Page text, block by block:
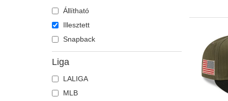
Los Angeles Angels
Los Angeles Dodgers
Los Angeles Lakers
Memphis Grizzlies
Miami Heat
Miami Marlins
Milwaukee Brewers
Állítható
Illesztett
Snapback
Liga
LALIGA
MLB